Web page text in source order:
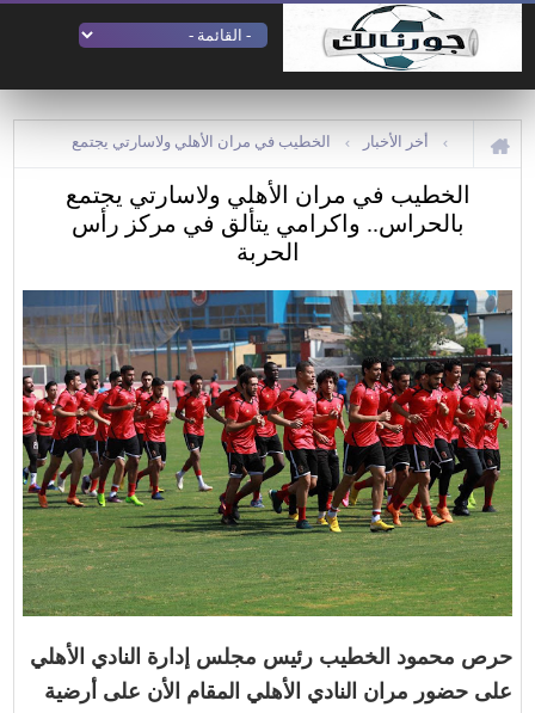
أخر الأخبار الخطيب في مران الأهلي ولاسارتي يجتمع
بالحراس.. واكرامي يتألق في مركز رأس الحربة
الخطيب في مران الأهلي ولاسارتي يجتمع
بالحراس.. واكرامي يتألق في مركز رأس
الحربة
حرص محمود الخطيب رئيس مجلس إدارة النادي الأهلي
على حضور مران النادي الأهلي المقام الأن على أرضية